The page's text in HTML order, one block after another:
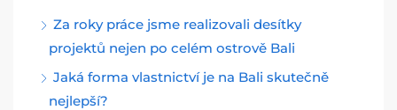
Za roky práce jsme realizovali desítky
projektů nejen po celém ostrově Bali
Jaká forma vlastnictví je na Bali skutečně
nejlepší?